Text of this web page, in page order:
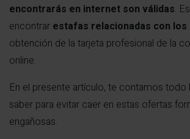
encontrarás en internet son válidas.
encontrar estafas relacionadas con
obtención de la tarjeta profesional de la
online.
En el presente artículo, te contamos todo
saber para evitar caer en estas ofertas
engañosas.